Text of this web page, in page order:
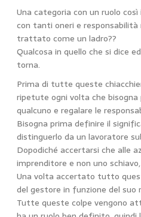
Una categoria con un ruolo
con tanti oneri e
trattato come un ladro??
Qualcosa in quello che si dice
torna.
Prima di tutte queste
ripetute ogni volta che
qualcuno e regalare le
Bisogna prima definire il
distinguerlo da un lavoratore
Dopodiché accertarsi che alle
imprenditore e non uno
Una volta accertato tutto
del gestore in funzione del suo
Tutte queste colpe vengono